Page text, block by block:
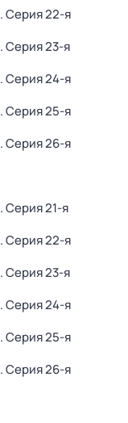
. Серия 22-я
. Серия 23-я
. Серия 24-я
. Серия 25-я
. Серия 26-я
. Серия 21-я
. Серия 22-я
. Серия 23-я
. Серия 24-я
. Серия 25-я
. Серия 26-я